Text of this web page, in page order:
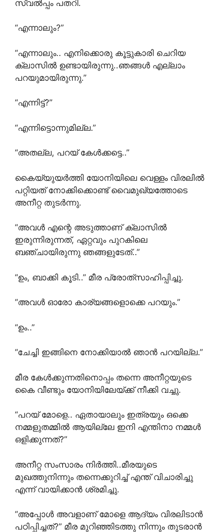
സ്വൽപ്പം പതറി.
“എന്നാലും?”
“എന്നാലും.. എനിക്കൊരു കൂട്ടുകാരി ചെറിയ
ക്ലാസിൽ ഉണ്ടായിരുന്നു..ഞങ്ങൾ എല്ലാം
പറയുമായിരുന്നു.”
“എന്നിട്ട്?”
“എന്നിട്ടൊന്നുമില്ല.”
“അതല്ല, പറയ് കേൾക്കട്ടെ..”
കൈയ്യുയർത്തി യോനിയിലെ വെള്ളം വിരലിൽ
പറ്റിയത് നോക്കിക്കൊണ്ട് വൈമുഖ്യത്തോടെ
അനീറ്റ തുടർന്നു.
“അവൾ എന്റെ അടുത്താണ് ക്ലാസിൽ
ഇരുന്നിരുന്നത്, ഏറ്റവും പുറകിലെ
ബഞ്ചായിരുന്നു ഞങ്ങളുടേത്..”
“ഉം, ബാക്കി കൂടി..” മീര പ്രോത്‌സാഹിപ്പിച്ചു.
“അവൾ ഓരോ കാര്യങ്ങളൊക്കെ പറയും.”
“ഉം..”
“ചേച്ചി ഇങ്ങിനെ നോക്കിയാൽ ഞാൻ പറയില്ല.”
മീര കേൾക്കുന്നതിനൊപ്പം തന്നെ അനീറ്റയുടെ
കൈ വീണ്ടും യോനിയിലേയ്ക്ക് നീക്കി വച്ചു.
“പറയ് മോളെ.. ഏതായാലും ഇത്രയും ഒക്കെ
നമ്മളുതമ്മിൽ ആയില്ലേ ഇനി എന്തിനാ നമ്മൾ
ഒളിക്കുന്നത്?”
അനീറ്റ സംസാരം നിർത്തി..മീരയുടെ
മുഖത്തുനിന്നും തന്നെക്കുറിച്ച് എന്ത് വിചാരിച്ചു
എന്ന് വായിക്കാൻ ശ്രമിച്ചു.
“അപ്പോൾ അവളാണ് മോളെ ആദ്യം വിരലിടാൻ
പഠിപ്പിച്ചത്?” മീര മുറിഞ്ഞിടത്തു നിന്നും തുടരാൻ